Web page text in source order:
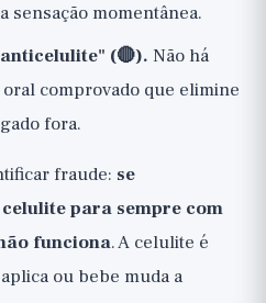
sensação momentânea.
(🔴). Não há
comprovado que elimine
fora.
fraude: se
para sempre com
funciona. A celulite é
ou bebe muda a